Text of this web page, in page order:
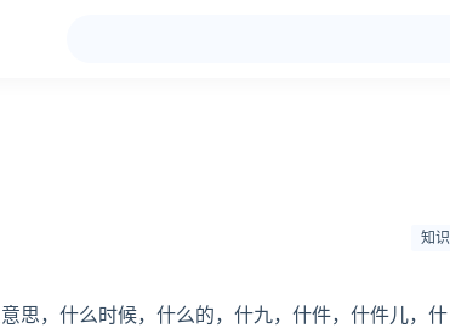
知识
思，什么时候，什么的，什九，什件，什件儿，什